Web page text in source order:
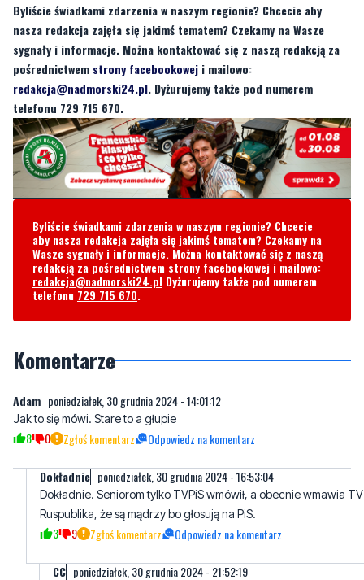
pośrednictwemstrony facebookoweji mailowo:
redakcja@nadmorski24.pl. Dyżurujemy także pod numerem
telefonu 729 715 670.
Byliście świadkami zdarzenia w naszym regionie? Chcecie
aby nasza redakcja zajęła się jakimś tematem? Czekamy na
Wasze sygnały i informacje. Można kontaktować się z naszą
redakcja@nadmorski24.plDyżurujemy także pod numerem
telefonu729 715 670.
Komentarze
Jak to się mówi. Stare to a głupie
Dokładnie poniedziałek, 30 grudnia 2024 - 16:53:04
Dokładnie. Seniorom tylko TVPiS wmówił, a obecnie wmawia TV
3 9 Zgłoś komentarz Odpowiedz na komentarz
CC poniedziałek, 30 grudnia 2024 - 21:52:19
Jarkowi strzelił 76 lat w przyszłym roku.